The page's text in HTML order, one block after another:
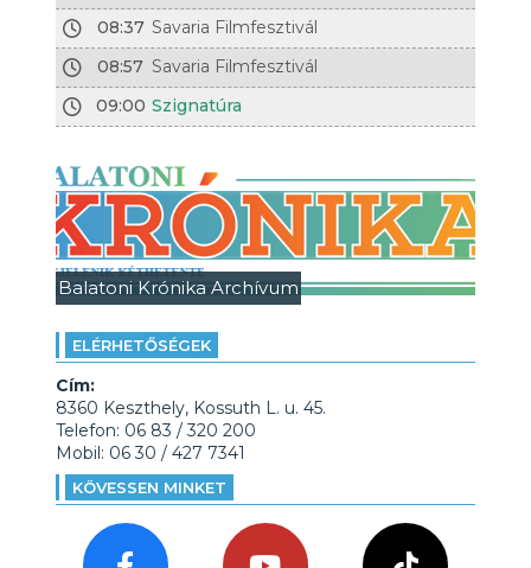
08:37 Savaria Filmfesztivál
08:57 Savaria Filmfesztivál
09:00 Szignatúra
Balatoni Krónika Archívum
ELÉRHETŐSÉGEK
Cím:
8360 Keszthely, Kossuth L. u. 45.
Telefon: 06 83 / 320 200
Mobil: 06 30 / 427 7341
KÖVESSEN MINKET